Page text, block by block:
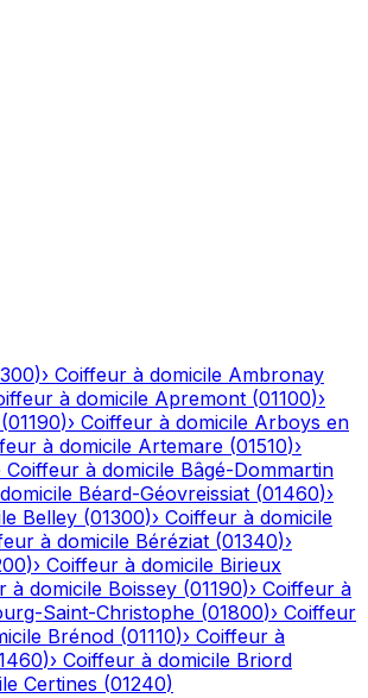
)› Coiffeur à domicile Ambronay
à domicile Apremont (01100)›
(01190)› Coiffeur à domicile Arboys en
à domicile Artemare (01510)›
Coiffeur à domicile Bâgé-Dommartin
Béard-Géovreissiat (01460)›
Belley (01300)› Coiffeur à domicile
à domicile Béréziat (01340)›
)› Coiffeur à domicile Birieux
à domicile Boissey (01190)› Coiffeur à
Saint-Christophe (01800)› Coiffeur
Brénod (01110)› Coiffeur à
)› Coiffeur à domicile Briord
Certines (01240)